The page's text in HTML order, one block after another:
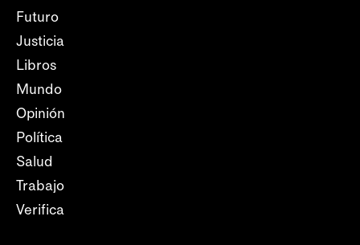
Futuro
Justicia
Libros
Mundo
Opinión
Política
Salud
Trabajo
Verifica